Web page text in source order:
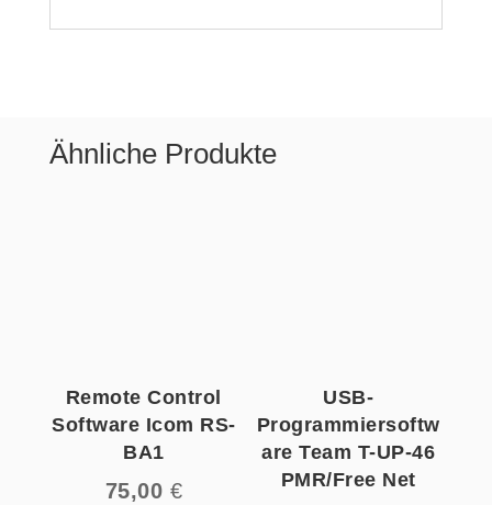
Ähnliche Produkte
Remote Control
Software Icom RS-
BA1
75,00 €
USB-
Programmiersoftw
are Team T-UP-46
PMR/Free Net